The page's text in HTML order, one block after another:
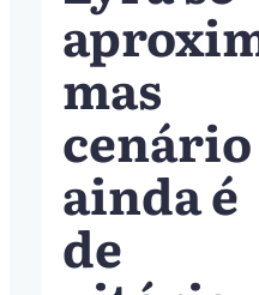
mas
cenário
ainda é
de